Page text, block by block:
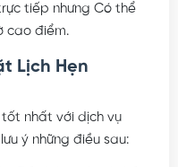
tiếp nhưng Có thể
cao điểm.
Lịch Hẹn
nhất với dịch vụ
ý những điều sau: